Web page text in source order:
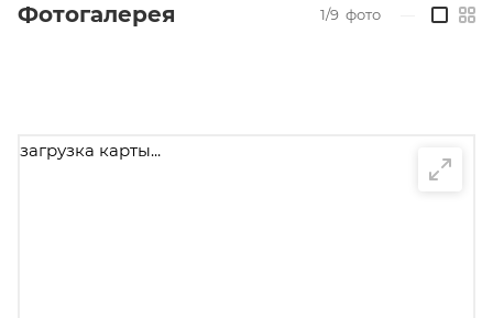
Фотогалерея 1/9 фото
загрузка карты...